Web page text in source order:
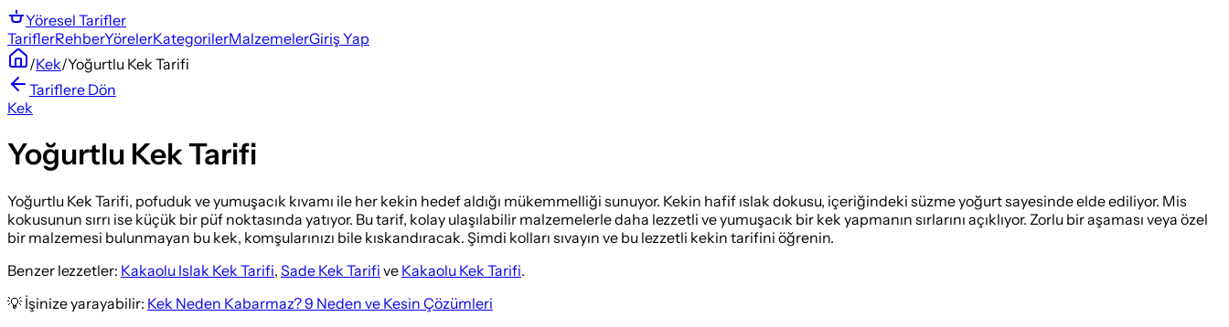
Yöresel Tarifler
TariflerRehberYörelerKategorilerMalzemelerGiriş Yap
/Kek/Yoğurtlu Kek Tarifi
Tariflere Dön
Kek
Yoğurtlu Kek Tarifi
Yoğurtlu Kek Tarifi, pofuduk ve yumuşacık kıvamı ile her kekin hedef aldığı mükemmelliği sunuyor. Kekin hafif ıslak dokusu, içeriğindeki süzme yoğurt sayesinde elde ediliyor. Mis
kokusunun sırrı ise küçük bir püf noktasında yatıyor. Bu tarif, kolay ulaşılabilir malzemelerle daha lezzetli ve yumuşacık bir kek yapmanın sırlarını açıklıyor. Zorlu bir aşaması veya özel
bir malzemesi bulunmayan bu kek, komşularınızı bile kıskandıracak. Şimdi kolları sıvayın ve bu lezzetli kekin tarifini öğrenin.
Benzer lezzetler: Kakaolu Islak Kek Tarifi, Sade Kek Tarifi ve Kakaolu Kek Tarifi.
💡 İşinize yarayabilir: Kek Neden Kabarmaz? 9 Neden ve Kesin Çözümleri